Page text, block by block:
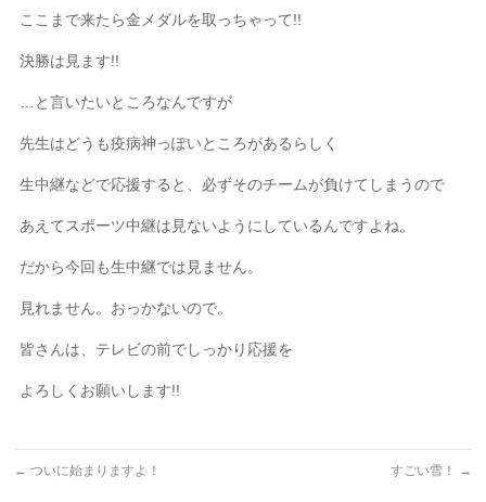
ここまで来たら金メダルを取っちゃって!!
決勝は見ます!!
…と言いたいところなんですが
先生はどうも疫病神っぽいところがあるらしく
生中継などで応援すると、必ずそのチームが負けてしまうので
あえてスポーツ中継は見ないようにしているんですよね。
だから今回も生中継では見ません。
見れません。おっかないので。
皆さんは、テレビの前でしっかり応援を
よろしくお願いします!!
← ついに始まりますよ！ すごい雪！ →